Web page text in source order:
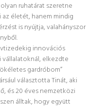
ruhatárat szeretne
életét, hanem mindig
is nyújtja, valahányszor
innovációs
elkezdte
gardróbom”
választotta Tinát, aki
és 20 éves nemzetközi
álltak, hogy együtt